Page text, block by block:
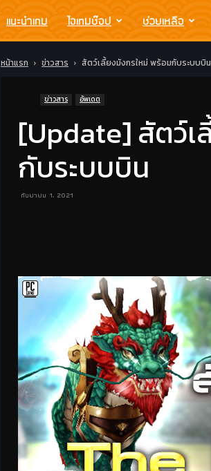
แนะนำเกม ไอเทมช๊อป ช่วยเหลือ
หน้าแรก ข่าวสาร สัตว์เลี้ยงมังกรใหม่ พร้อมกับระบบบิน
ข่าวสาร อัพเดต
[Update] สัตว์
กับระบบบิน
กันยายน 1, 2021